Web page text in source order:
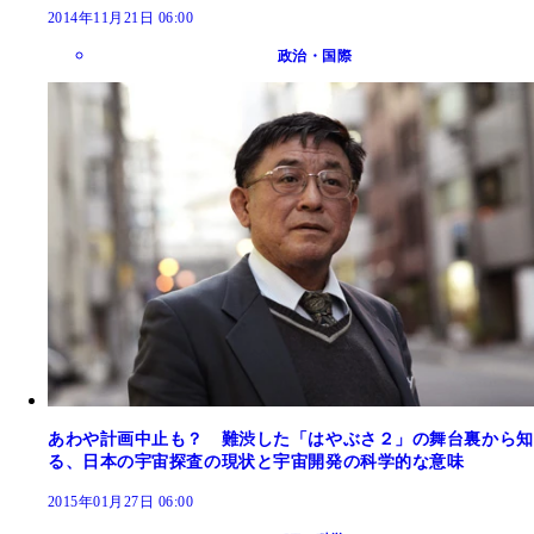
2014年11月21日 06:00
政治・国際
あわや計画中止も？ 難渋した「はやぶさ２」の舞台裏から知
る、日本の宇宙探査の現状と宇宙開発の科学的な意味
2015年01月27日 06:00